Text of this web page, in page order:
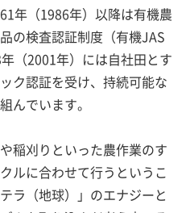
年（1986年）以降は有機農
の検査認証制度（有機JAS
（2001年）には自社田とす
ク認証を受け、持続可能な
んでいます。
稲刈りといった農作業のす
ルに合わせて行うというこ
ラ（地球）」のエナジーと